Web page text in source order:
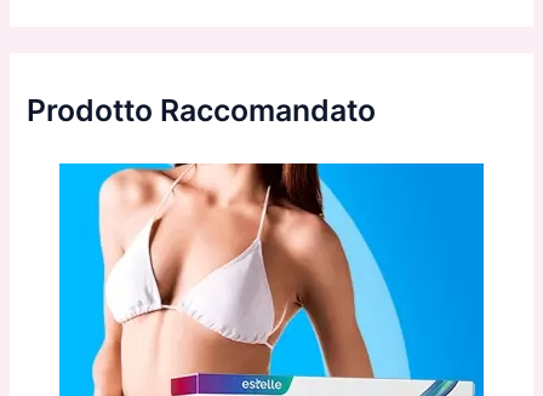
Prodotto Raccomandato